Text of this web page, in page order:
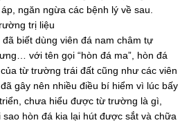
ngăn ngừa các bệnh lý về sau.
trị liệu
biết dùng viên đá nam châm tự
với tên gọi “hòn đá ma”, hòn đá
từ trường trái đất cũng như các viên
gây nên nhiều điều bí hiểm vì lúc bấy
chưa hiểu được từ trường là gì,
hòn đá kia lại hút được sắt và chữa